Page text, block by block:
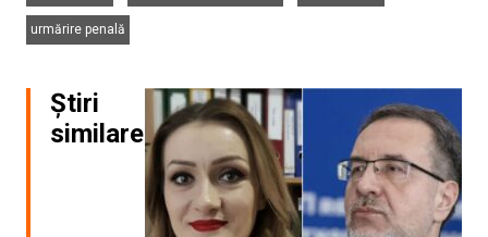
urmărire penală
Știri
similare